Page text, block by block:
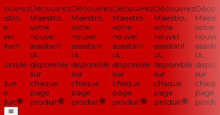
Découvrez
Maestro,
votre
nouvel
assistant
IA,
disponible
sur
chaque
page
produit
Découvrez
Maestro,
votre
nouvel
assistant
IA,
disponible
sur
chaque
page
produit
Découvrez
Maestro,
votre
nouvel
assistant
IA,
disponible
sur
chaque
page
produit
Découvrez
Maestro,
votre
nouvel
assistant
IA,
disponible
sur
chaque
page
produit
votre
nouvel
IA,
sur
chaque
page
produit